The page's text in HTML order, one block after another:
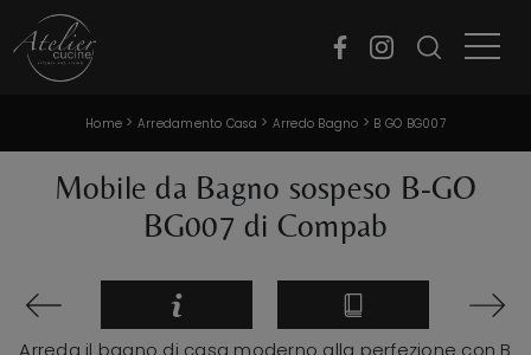
Home > Arredamento Casa > Arredo Bagno > B GO BG007
Mobile da Bagno sospeso B-GO
BG007 di Compab
Arreda il bagno di casa moderno alla perfezione con B